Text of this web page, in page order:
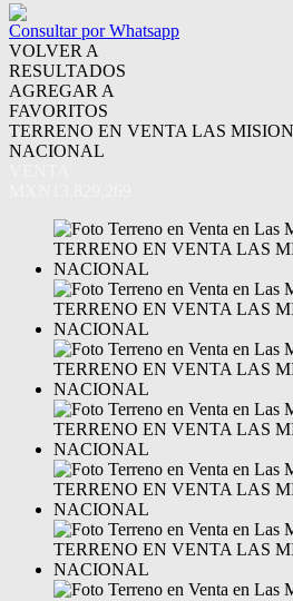
Consultar por Whatsapp
VOLVER A
RESULTADOS
AGREGAR A
FAVORITOS
TERRENO EN VENTA LAS
NACIONAL